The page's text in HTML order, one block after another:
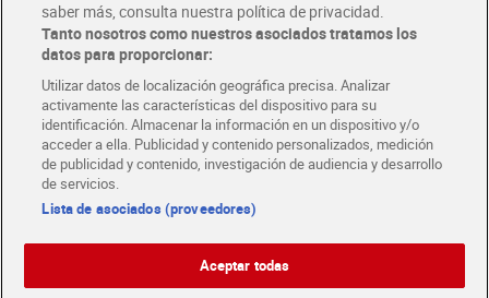
Tarjeta MaX Dia
Te devuelve hasta 8€/mes de tus compras.
¡Solicita tu tarjeta de crédito aquí!
COMER MEJOR CADA DIA
COLABORA CON DIA ABRE TU TIENDA DIA CORPORATE
saber más, consulta nuestra política de privacidad.
Tanto nosotros como nuestros asociados tratamos los
datos para proporcionar:
Utilizar datos de localización geográfica precisa. Analizar
activamente las características del dispositivo para su
identificación. Almacenar la información en un dispositivo y/o
acceder a ella. Publicidad y contenido personalizados, medición
de publicidad y contenido, investigación de audiencia y desarrollo
de servicios.
Lista de asociados (proveedores)
Aceptar todas